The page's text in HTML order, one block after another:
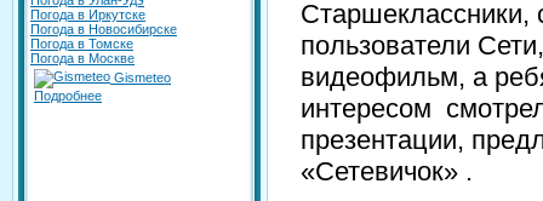
Погода в Иркутске
Погода в Новосибирске
Погода в Томске
Погода в Москве
Gismeteo
Подробнее
Старшеклассники,
пользователи
видеофильм, а
интересом
презентации,
«Сетевичок» .